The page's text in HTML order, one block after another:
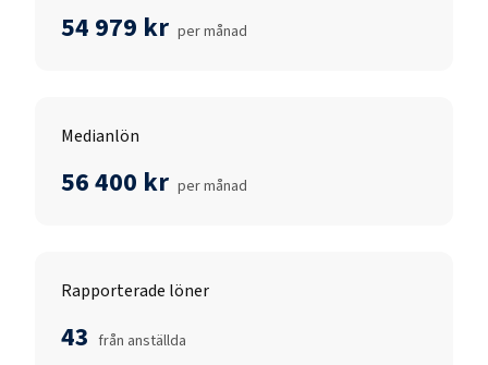
54 979 kr per månad
Medianlön
56 400 kr per månad
Rapporterade löner
43 från anställda